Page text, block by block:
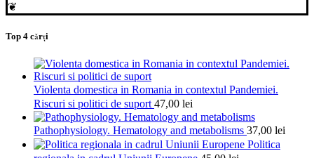
❦
Top 4 cărți
Violenta domestica in Romania in contextul Pandemiei.
Riscuri si politici de suport 47,00 lei
Pathophysiology. Hematology and metabolisms 37,00 lei
Politica